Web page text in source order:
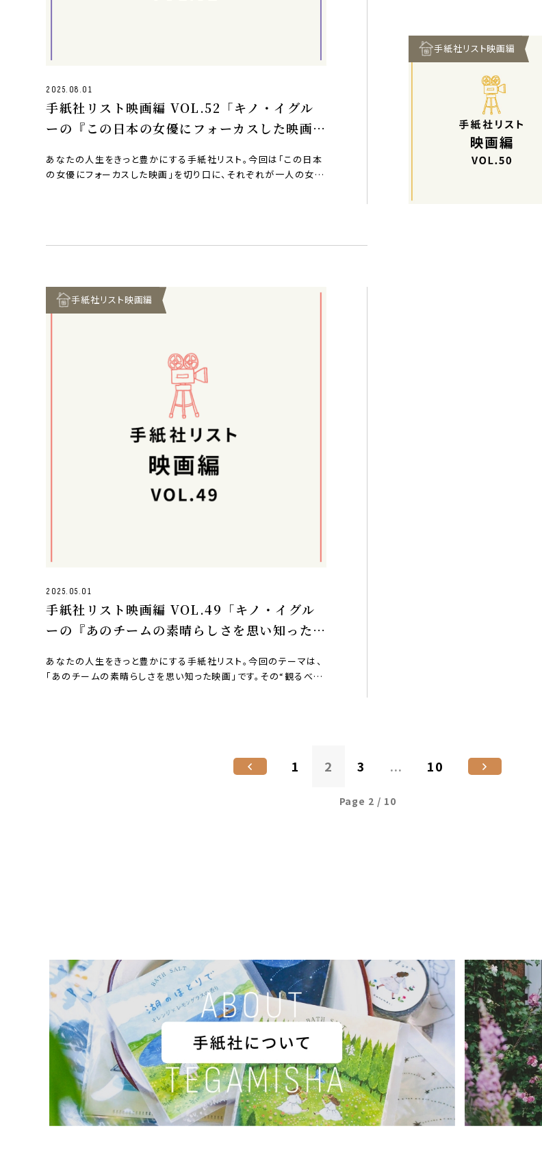
2025.08.01
手紙社リスト映画編 VOL.52「キノ・イグル
ーの『この日本の女優にフォーカスした映画』
あなたの人生をきっと豊かにする手紙社リスト。今回は「この日本
の女優にフォーカスした映画」を切り口に、それぞれが一人の女優
手紙社リスト映画編
手紙社リスト映画編
2025.05.01
手紙社リスト映画編 VOL.49「キノ・イグル
ーの『あのチームの素晴らしさを思い知った映
あなたの人生をきっと豊かにする手紙社リスト。今回のテーマは、
「あのチームの素晴らしさを思い知った映画」です。その“観るべき
1 2 3 ... 10
Page 2 / 10